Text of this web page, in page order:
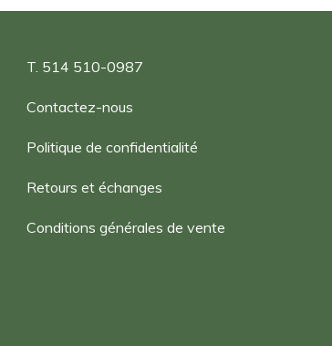
T. 514 510-0987
Contactez-nous
Politique de confidentialité
Retours et échanges
Conditions générales de vente